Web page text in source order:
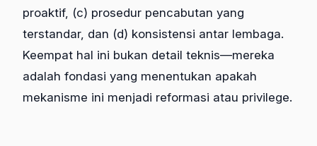
proaktif, (c) prosedur pencabutan yang
terstandar, dan (d) konsistensi antar lembaga.
Keempat hal ini bukan detail teknis—mereka
adalah fondasi yang menentukan apakah
mekanisme ini menjadi reformasi atau privilege.